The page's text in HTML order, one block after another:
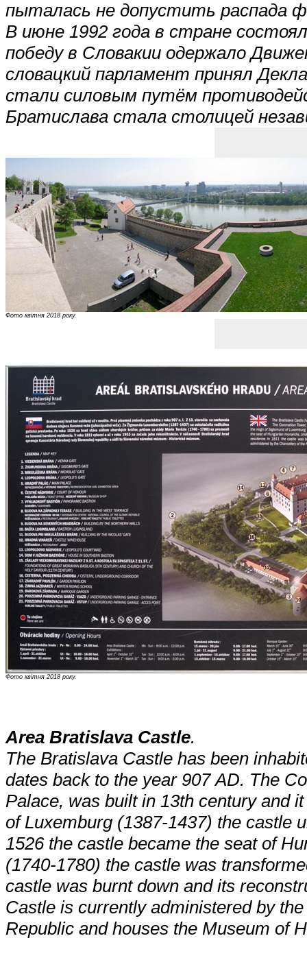
пыталась не допустить распада
В июне 1992 года в стране
победу в Словакии одержало
словацкий парламент принял
стали силовым путём
Братислава стала столицей
Фото квітня 2018 року.
Фото квітня 2018 року.
Area Bratislava Castle.
The Bratislava Castle has been
dates back to the year 907 AD. The
Palace, was built in 13th century and
of Luxemburg (1387-1437) the castle
1526 the castle became the seat of
(1740-1780) the castle was
castle was burnt down and its
Castle is currently administered by
Republic and houses the Museum of